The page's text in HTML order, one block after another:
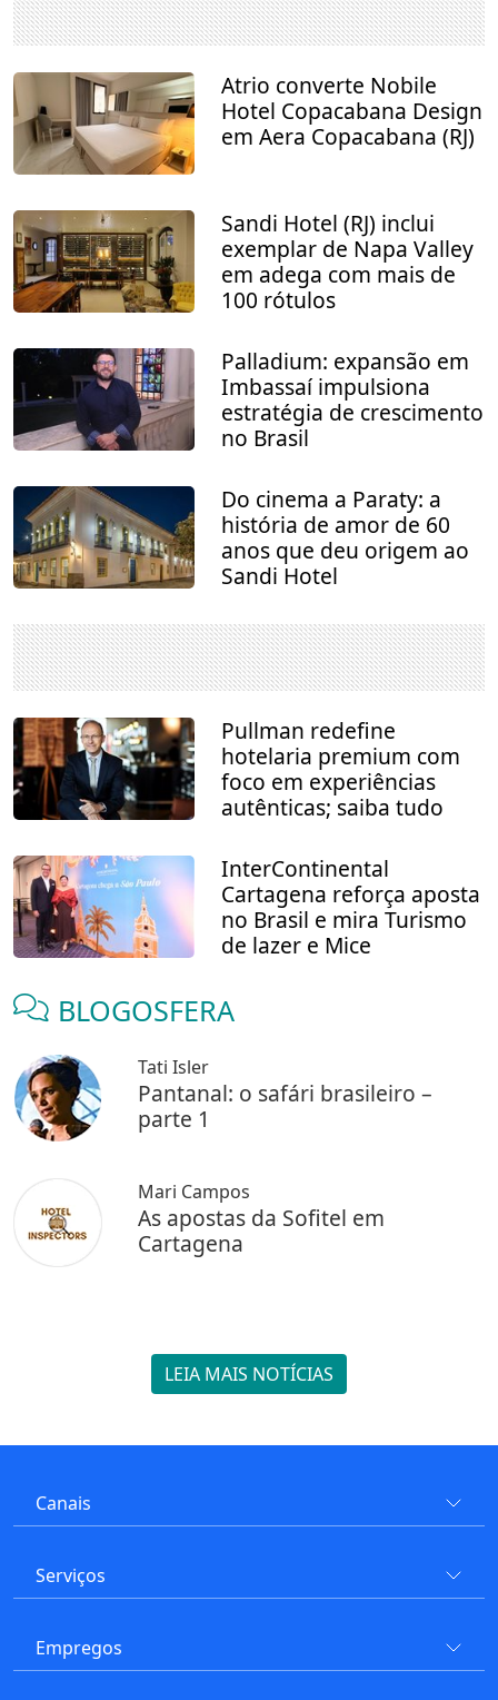
Atrio converte Nobile
Hotel Copacabana Design
em Aera Copacabana (RJ)
Sandi Hotel (RJ) inclui
exemplar de Napa Valley
em adega com mais de
100 rótulos
Palladium: expansão em
Imbassaí impulsiona
estratégia de crescimento
no Brasil
Do cinema a Paraty: a
história de amor de 60
anos que deu origem ao
Sandi Hotel
Pullman redefine
hotelaria premium com
foco em experiências
autênticas; saiba tudo
InterContinental
Cartagena reforça aposta
no Brasil e mira Turismo
de lazer e Mice
BLOGOSFERA
Tati Isler
Pantanal: o safári brasileiro –
parte 1
Mari Campos
As apostas da Sofitel em
Cartagena
LEIA MAIS NOTÍCIAS
Canais
Serviços
Empregos